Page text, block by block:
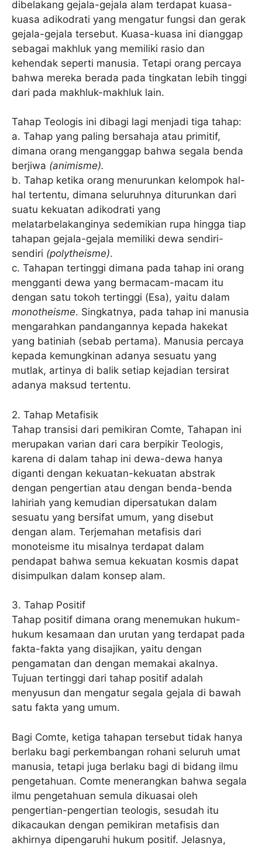
dibelakang gejala-gejala alam terdapat kuasa-
kuasa adikodrati yang mengatur fungsi dan gerak
gejala-gejala tersebut. Kuasa-kuasa ini dianggap
sebagai makhluk yang memiliki rasio dan
kehendak seperti manusia. Tetapi orang percaya
bahwa mereka berada pada tingkatan lebih tinggi
dari pada makhluk-makhluk lain.
Tahap Teologis ini dibagi lagi menjadi tiga tahap:
a. Tahap yang paling bersahaja atau primitif,
dimana orang menganggap bahwa segala benda
berjiwa (animisme).
b. Tahap ketika orang menurunkan kelompok hal-
hal tertentu, dimana seluruhnya diturunkan dari
suatu kekuatan adikodrati yang
melatarbelakanginya sedemikian rupa hingga tiap
tahapan gejala-gejala memiliki dewa sendiri-
sendiri (polytheisme).
c. Tahapan tertinggi dimana pada tahap ini orang
mengganti dewa yang bermacam-macam itu
dengan satu tokoh tertinggi (Esa), yaitu dalam
monotheisme. Singkatnya, pada tahap ini manusia
mengarahkan pandangannya kepada hakekat
yang batiniah (sebab pertama). Manusia percaya
kepada kemungkinan adanya sesuatu yang
mutlak, artinya di balik setiap kejadian tersirat
adanya maksud tertentu.
2. Tahap Metafisik
Tahap transisi dari pemikiran Comte, Tahapan ini
merupakan varian dari cara berpikir Teologis,
karena di dalam tahap ini dewa-dewa hanya
diganti dengan kekuatan-kekuatan abstrak
dengan pengertian atau dengan benda-benda
lahiriah yang kemudian dipersatukan dalam
sesuatu yang bersifat umum, yang disebut
dengan alam. Terjemahan metafisis dari
monoteisme itu misalnya terdapat dalam
pendapat bahwa semua kekuatan kosmis dapat
disimpulkan dalam konsep alam.
3. Tahap Positif
Tahap positif dimana orang menemukan hukum-
hukum kesamaan dan urutan yang terdapat pada
fakta-fakta yang disajikan, yaitu dengan
pengamatan dan dengan memakai akalnya.
Tujuan tertinggi dari tahap positif adalah
menyusun dan mengatur segala gejala di bawah
satu fakta yang umum.
Bagi Comte, ketiga tahapan tersebut tidak hanya
berlaku bagi perkembangan rohani seluruh umat
manusia, tetapi juga berlaku bagi di bidang ilmu
pengetahuan. Comte menerangkan bahwa segala
ilmu pengetahuan semula dikuasai oleh
pengertian-pengertian teologis, sesudah itu
dikacaukan dengan pemikiran metafisis dan
akhirnya dipengaruhi hukum positif. Jelasnya,